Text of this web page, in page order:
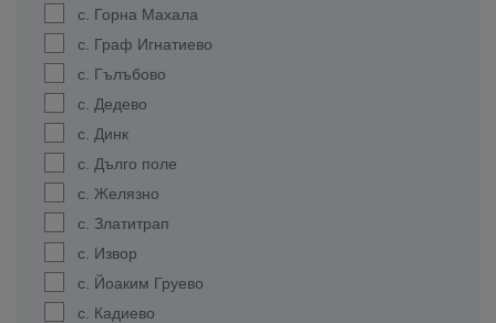
с. Горна Махала
с. Граф Игнатиево
с. Гълъбово
с. Дедево
с. Динк
с. Дълго поле
с. Желязно
с. Златитрап
с. Извор
с. Йоаким Груево
с. Кадиево